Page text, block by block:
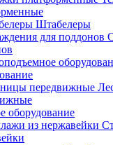
Штабелеры
оборудование